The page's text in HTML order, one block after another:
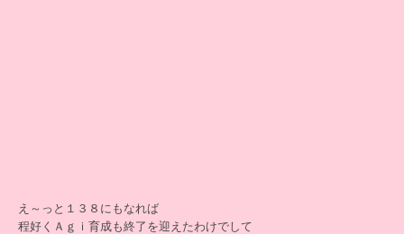
え～っと１３８にもなれば
程好くＡｇｉ育成も終了を迎えたわけでして